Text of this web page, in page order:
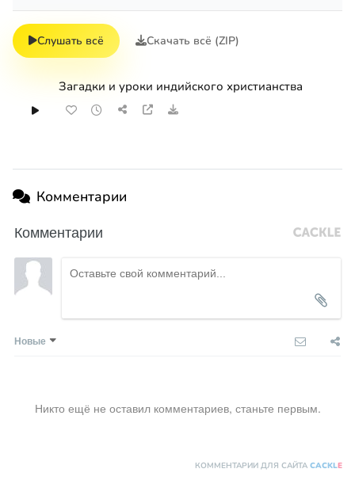
Слушать всё Скачать всё (ZIP)
Загадки и уроки индийского христианства
Комментарии
Комментарии
Новые
Никто ещё не оставил комментариев, станьте первым.
КОММЕНТАРИИ ДЛЯ САЙТА CACKLE